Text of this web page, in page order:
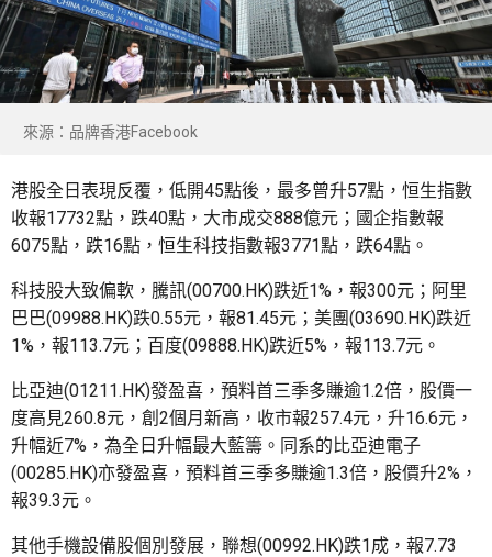
來源：品牌香港Facebook
港股全日表現反覆，低開45點後，最多曾升57點，恒生指數
收報17732點，跌40點，大市成交888億元；國企指數報
6075點，跌16點，恒生科技指數報3771點，跌64點。
科技股大致偏軟，騰訊(00700.HK)跌近1%，報300元；阿里
巴巴(09988.HK)跌0.55元，報81.45元；美團(03690.HK)跌近
1%，報113.7元；百度(09888.HK)跌近5%，報113.7元。
比亞迪(01211.HK)發盈喜，預料首三季多賺逾1.2倍，股價一
度高見260.8元，創2個月新高，收市報257.4元，升16.6元，
升幅近7%，為全日升幅最大藍籌。同系的比亞迪電子
(00285.HK)亦發盈喜，預料首三季多賺逾1.3倍，股價升2%，
報39.3元。
其他手機設備股個別發展，聯想(00992.HK)跌1成，報7.73